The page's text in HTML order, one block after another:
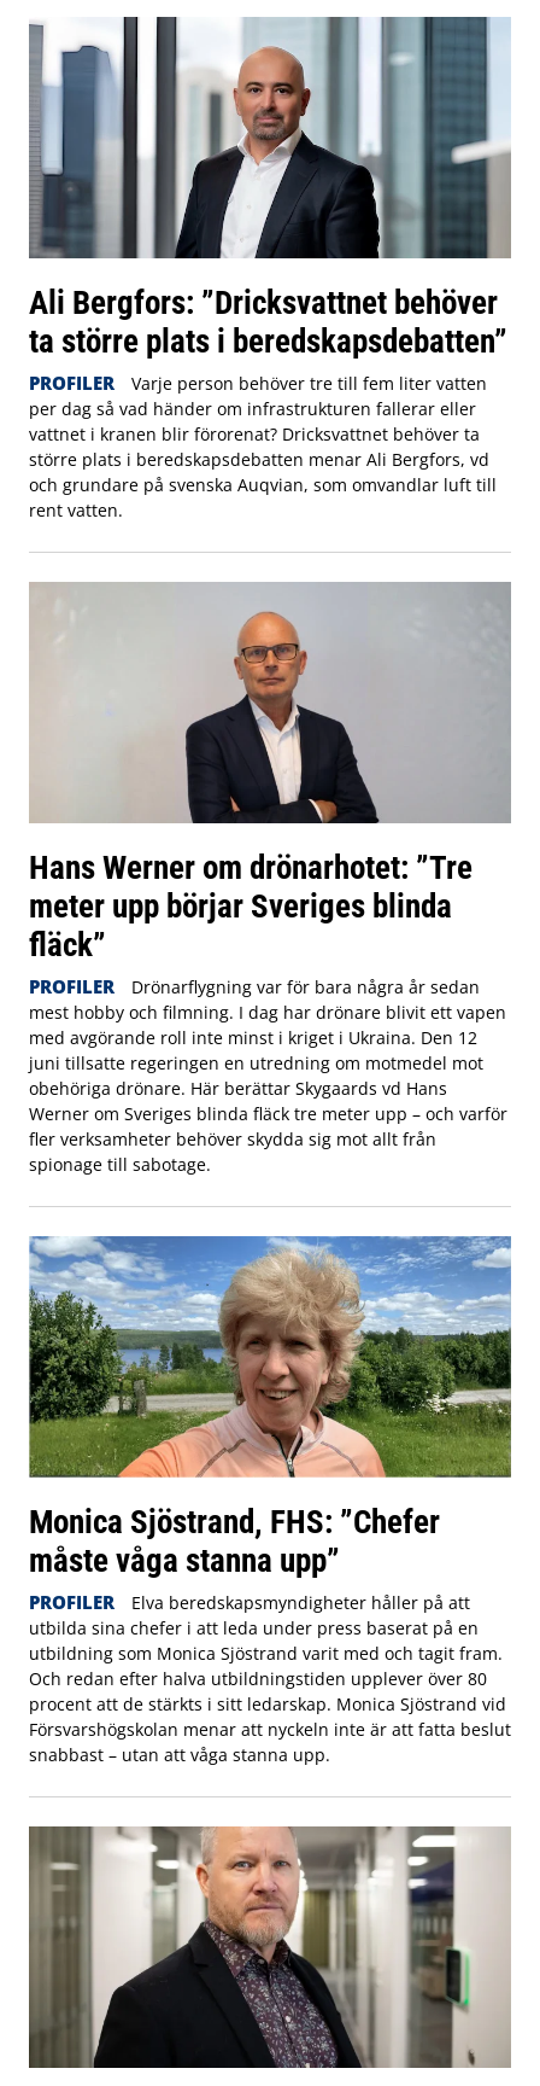
Ali Bergfors: ”Dricksvattnet behöver
ta större plats i beredskapsdebatten”
PROFILER
Varje person behöver tre till fem liter vatten
per dag så vad händer om infrastrukturen fallerar eller
vattnet i kranen blir förorenat? Dricksvattnet behöver ta
större plats i beredskapsdebatten menar Ali Bergfors, vd
och grundare på svenska Auqvian, som omvandlar luft till
rent vatten.
Hans Werner om drönarhotet: ”Tre
meter upp börjar Sveriges blinda
fläck”
PROFILER
Drönarflygning var för bara några år sedan
mest hobby och filmning. I dag har drönare blivit ett vapen
med avgörande roll inte minst i kriget i Ukraina. Den 12
juni tillsatte regeringen en utredning om motmedel mot
obehöriga drönare. Här berättar Skygaards vd Hans
Werner om Sveriges blinda fläck tre meter upp – och varför
fler verksamheter behöver skydda sig mot allt från
spionage till sabotage.
Monica Sjöstrand, FHS: ”Chefer
måste våga stanna upp”
PROFILER
Elva beredskapsmyndigheter håller på att
utbilda sina chefer i att leda under press baserat på en
utbildning som Monica Sjöstrand varit med och tagit fram.
Och redan efter halva utbildningstiden upplever över 80
procent att de stärkts i sitt ledarskap. Monica Sjöstrand vid
Försvarshögskolan menar att nyckeln inte är att fatta beslut
snabbast – utan att våga stanna upp.